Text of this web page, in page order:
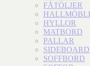
FÅTÖLJER
HYLLOR
MATBORD
PALLAR
SOFFBORD